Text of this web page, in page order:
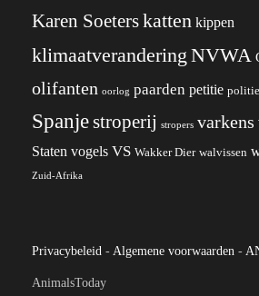
Karen Soeterskatten kippen
klimaatverandering NVWA
olifanten oorlog paarden petitie politie
Spanjestroperij stropers varkens
Staten vogels VS Wakker Dier walvissen
Zuid-Afrika
Privacybeleid - Algemene voorwaarden -
AnimalsToday